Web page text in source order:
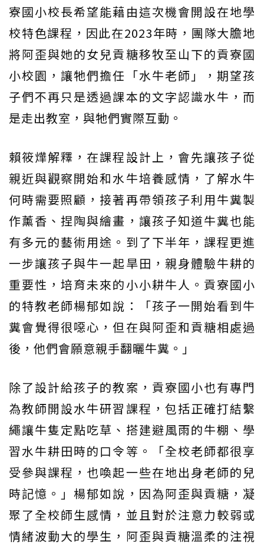
寮國小校長希望能藉由這次機會開設在地學
校特色課程，因此在2023年時，團隊大膽地
將阿歪與她的女兒貢糖移牧至山下的貢寮國
小校園，讓牠們擔任「水牛老師」，期望孩
子們不再只是透過課本的文字認識水牛，而
是走出教室，與牠們實際互動。
賴筱燁解釋，在課程設計上，會先讓孩子從
親近與觀察開始和水牛培養感情，了解水牛
何時需要照顧，接著再帶領孩子利用牛糞製
作薰香、捏陶與繪畫，讓孩子知道牛糞也能
有多元的藝術用途。到了下半年，課程更進
一步讓孩子與牛一起旱田，親身體驗牛耕的
重要性，培育未來的小小耕牛人。貢寮國小
的特教老師楊郁如說：「孩子一開始看到牛
糞會覺得很噁心，但在與阿歪和貢糖相處過
後，他們會願意親手翻曬牛糞。」
除了設計給孩子的教案，貢寮國小也有專門
為教師開設水牛研習課程，包括正確打結繫
繩讓牛隻定點吃草、搭建避風雨的牛棚、學
習水牛耕田時的口令等。「全校老師都很享
受參與課程，也喚起一些在地出身老師的兒
時記憶。」楊郁如說，因為阿歪與貢糖，凝
聚了全校師生感情，並且對於注意力較弱或
情緒波動大的學生，阿歪與貢糖溫柔的注視